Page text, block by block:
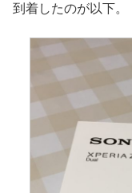
到着したのが以下。